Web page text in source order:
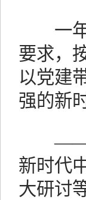
一年
要求，
以党建
强的新
——锻
新时代
大研讨